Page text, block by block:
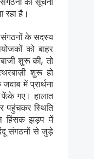
रहा है।
के सदस्य
को बाहर
शुरू की, तो
शुरू हो
में प्रार्थना
गए। हालात
पहुंचकर स्थिति
हिंसक झड़प में
संगठनों से जुड़े